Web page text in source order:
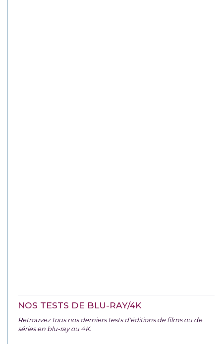
NOS TESTS DE BLU-RAY/4K
Retrouvez tous nos derniers tests d'éditions de films ou de
séries en blu-ray ou 4K.